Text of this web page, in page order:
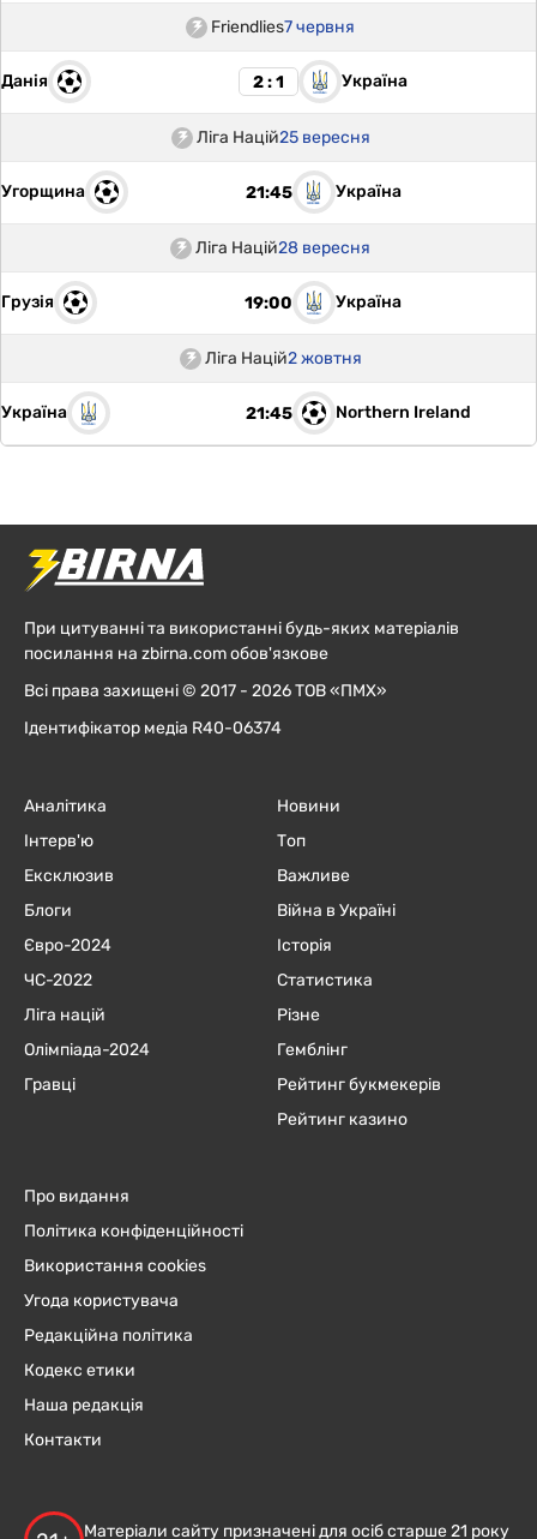
Friendlies7 червня
Данія 2 : 1 Україна
Ліга Націй25 вересня
Угорщина 21:45 Україна
Ліга Націй28 вересня
Грузія 19:00 Україна
Ліга Націй2 жовтня
Україна 21:45 Northern Ireland
При цитуванні та використанні будь-яких матеріалів
посилання на zbirna.com обов'язкове
Всі права захищені © 2017 - 2026 ТОВ «ПМХ»
Ідентифікатор медіа R40-06374
Аналітика
Інтерв'ю
Ексклюзив
Блоги
Євро-2024
ЧC-2022
Ліга націй
Олімпіада-2024
Гравці
Новини
Топ
Важливе
Війна в Україні
Історія
Статистика
Різне
Гемблінг
Рейтинг букмекерів
Рейтинг казино
Про видання
Політика конфіденційності
Використання cookies
Угода користувача
Редакційна політика
Кодекс етики
Наша редакція
Контакти
Матеріали сайту призначені для осіб старше 21 року